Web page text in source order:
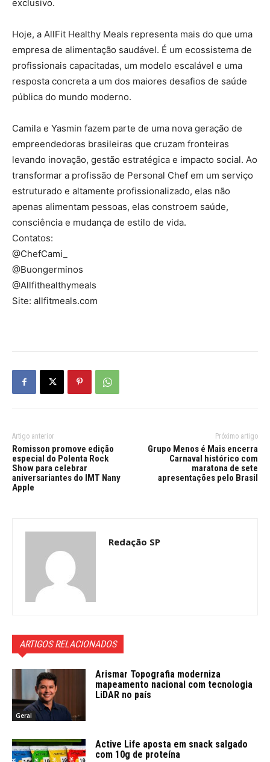
exclusivo.
Hoje, a AllFit Healthy Meals representa mais do que uma
empresa de alimentação saudável. É um ecossistema de
profissionais capacitadas, um modelo escalável e uma
resposta concreta a um dos maiores desafios de saúde
pública do mundo moderno.
Camila e Yasmin fazem parte de uma nova geração de
empreendedoras brasileiras que cruzam fronteiras
levando inovação, gestão estratégica e impacto social. Ao
transformar a profissão de Personal Chef em um serviço
estruturado e altamente profissionalizado, elas não
apenas alimentam pessoas, elas constroem saúde,
consciência e mudança de estilo de vida.
Contatos:
@ChefCami_
@Buongerminos
@Allfithealthymeals
Site: allfitmeals.com
Artigo anterior
Romisson promove edição
especial do Polenta Rock
Show para celebrar
aniversariantes do IMT Nany
Apple
Próximo artigo
Grupo Menos é Mais encerra
Carnaval histórico com
maratona de sete
apresentações pelo Brasil
Redação SP
ARTIGOS RELACIONADOS
Geral
Arismar Topografia moderniza
mapeamento nacional com tecnologia
LiDAR no país
Active Life aposta em snack salgado
com 10g de proteína